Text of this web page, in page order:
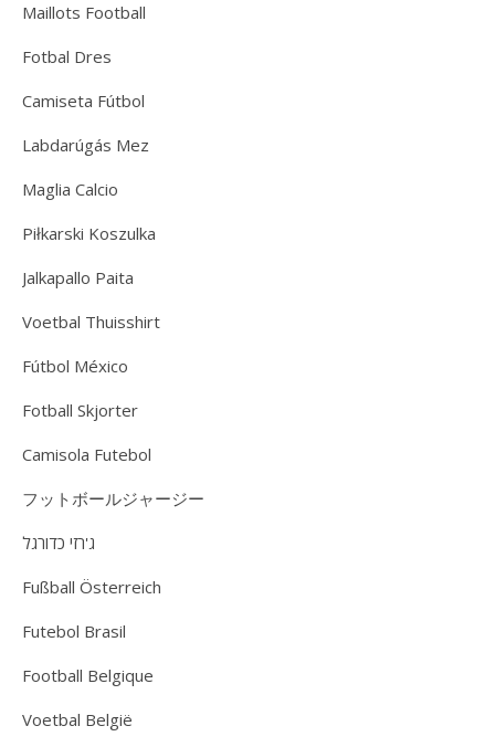
Maillots Football
Fotbal Dres
Camiseta Fútbol
Labdarúgás Mez
Maglia Calcio
Piłkarski Koszulka
Jalkapallo Paita
Voetbal Thuisshirt
Fútbol México
Fotball Skjorter
Camisola Futebol
フットボールジャージー
ג'רזי כדורגל
Fußball Österreich
Futebol Brasil
Football Belgique
Voetbal België